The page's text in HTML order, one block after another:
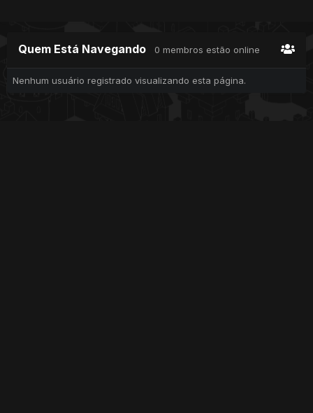
Quem Está Navegando 0 membros estão online
Nenhum usuário registrado visualizando esta página.